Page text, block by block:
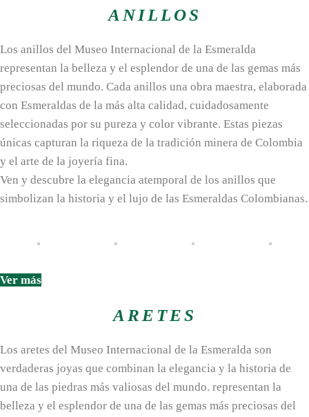
ANILLOS
Los anillos del Museo Internacional de la Esmeralda
representan la belleza y el esplendor de una de las gemas más
preciosas del mundo. Cada anillos una obra maestra, elaborada
con Esmeraldas de la más alta calidad, cuidadosamente
seleccionadas por su pureza y color vibrante. Estas piezas
únicas capturan la riqueza de la tradición minera de Colombia
y el arte de la joyería fina.
Ven y descubre la elegancia atemporal de los anillos que
simbolizan la historia y el lujo de las Esmeraldas Colombianas.
Ver más
ARETES
Los aretes del Museo Internacional de la Esmeralda son
verdaderas joyas que combinan la elegancia y la historia de
una de las piedras más valiosas del mundo. representan la
belleza y el esplendor de una de las gemas más preciosas del